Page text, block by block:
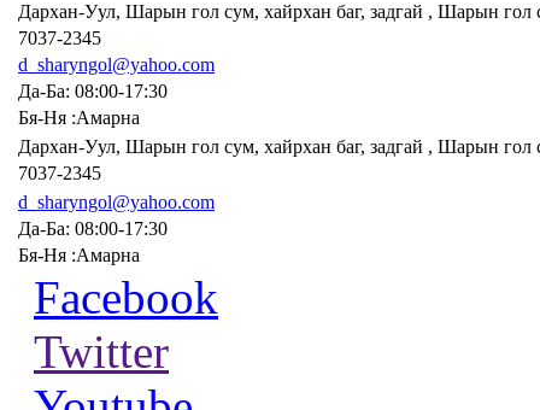
Дархан-Уул, Шарын гол сум, хайрхан баг, задгай , Шарын
7037-2345
d_sharyngol@yahoo.com
Да-Ба: 08:00-17:30
Бя-Ня :Амарна
Дархан-Уул, Шарын гол сум, хайрхан баг, задгай , Шарын
7037-2345
d_sharyngol@yahoo.com
Да-Ба: 08:00-17:30
Бя-Ня :Амарна
Facebook
Twitter